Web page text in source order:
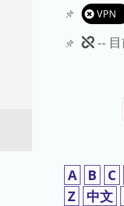
VPN
此
使
用
--
A B C
Z
中文